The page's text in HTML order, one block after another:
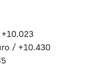
+10.023
/ +10.430